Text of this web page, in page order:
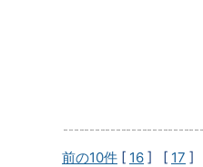
前の10件 [ 16 ] [ 17 ]